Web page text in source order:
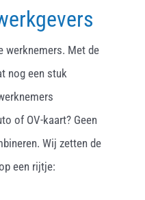
werknemers. Met de
nog een stuk
of OV-kaart? Geen
Wij zetten de
een rijtje: